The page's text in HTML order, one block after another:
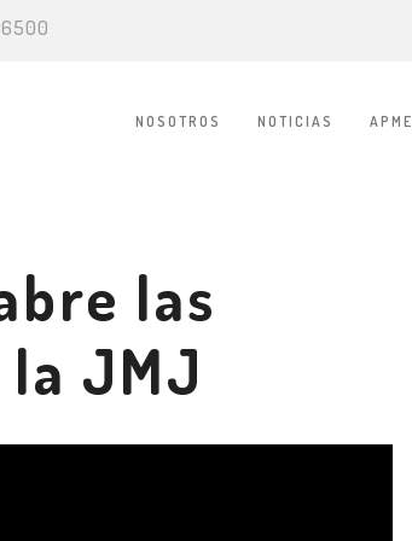
NOSOTROS NOTICIAS
las
JMJ